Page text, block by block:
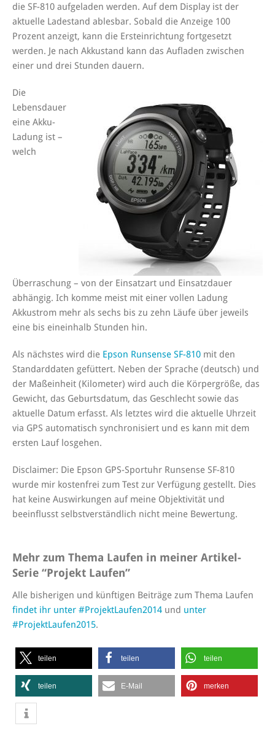
die SF-810 aufgeladen werden. Auf dem Display ist der
aktuelle Ladestand ablesbar. Sobald die Anzeige 100
Prozent anzeigt, kann die Ersteinrichtung fortgesetzt
werden. Je nach Akkustand kann das Aufladen zwischen
einer und drei Stunden dauern.
Die
Lebensdauer
eine Akku-
Ladung ist –
welch
Überraschung – von der Einsatzart und Einsatzdauer
abhängig. Ich komme meist mit einer vollen Ladung
Akkustrom mehr als sechs bis zu zehn Läufe über jeweils
eine bis eineinhalb Stunden hin.
Als nächstes wird die Epson Runsense SF-810 mit den
Standarddaten gefüttert. Neben der Sprache (deutsch) und
der Maßeinheit (Kilometer) wird auch die Körpergröße, das
Gewicht, das Geburtsdatum, das Geschlecht sowie das
aktuelle Datum erfasst. Als letztes wird die aktuelle Uhrzeit
via GPS automatisch synchronisiert und es kann mit dem
ersten Lauf losgehen.
Disclaimer: Die Epson GPS-Sportuhr Runsense SF-810
wurde mir kostenfrei zum Test zur Verfügung gestellt. Dies
hat keine Auswirkungen auf meine Objektivität und
beeinflusst selbstverständlich nicht meine Bewertung.
Mehr zum Thema Laufen in meiner Artikel-
Serie “Projekt Laufen”
Alle bisherigen und künftigen Beiträge zum Thema Laufen
findet ihr unter #ProjektLaufen2014 und unter
#ProjektLaufen2015.
teilen teilen teilen
teilen E-Mail merken